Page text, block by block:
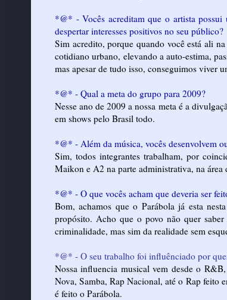
*@* - Vocês acreditam que o artista possui
despertar interesses positivos no seu público?
Sim acredito, porque quando você está ali
cotidiano urbano, elevando a auto-estima,
mas apesar de tudo isso, conseguimos viver
*@* - Qual a meta do grupo para 2009?
Nesse ano de 2009 a nossa meta é a
em shows pelo Brasil todo.
*@* - Além da música, vocês desenvolvem
Sim, todos integrantes trabalham, por
Maikon e A2 na parte administrativa, na área
*@* - O que vocês acham que deveria ser
Bom, achamos que o Parábola já esta
propósito. Acho que o povo não quer
criminalidade, mas sim da realidade sem
*@* - O seu trabalho foi influênciado por
Nossa influencia musical vem desde o
Nova, Samba, Rap Nacional, até o Rap feito
é feito o Parábola.